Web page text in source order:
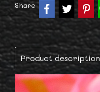
Share
Product description